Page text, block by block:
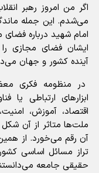
اگر من امروز رهبر
می‌شدم. این جمله
امام شهید درباره
ایشان فضای مجازی
آینده کشور و جهان
در منظومه فکری
ابزار‌های ارتباطی یا
اقتصاد، آموزش،
ملت‌ها متاثر از آن
آن رقم می‌خورد. از
تراز مسائل اساسی
حقیقی جامعه